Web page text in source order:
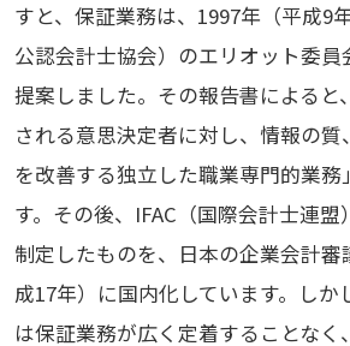
すと、保証業務は、1997年（平成9
公認会計士協会）のエリオット委員
提案しました。その報告書によると
される意思決定者に対し、情報の
を改善する独立した職業専門的業務
す。その後、IFAC（国際会計士連
制定したものを、日本の企業会計審
成17年）に国内化しています。しか
は保証業務が広く定着することなく